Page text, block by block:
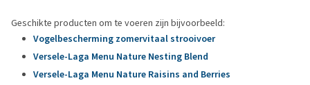
Geschikte producten om te voeren zijn bijvoorbeeld:
Vogelbescherming zomervitaal strooivoer
Versele-Laga Menu Nature Nesting Blend
Versele-Laga Menu Nature Raisins and Berries